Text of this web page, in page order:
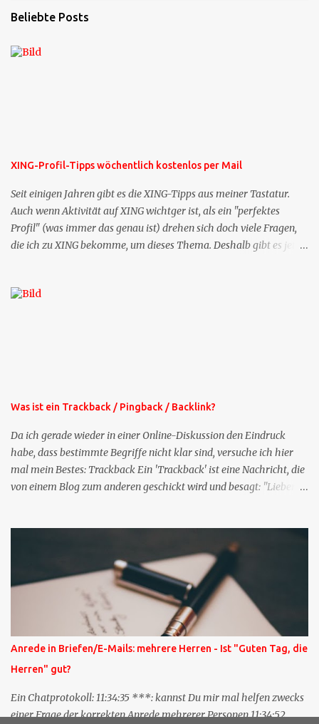
Beliebte Posts
XING-Profil-Tipps wöchentlich kostenlos per Mail
Seit einigen Jahren gibt es die XING-Tipps aus meiner Tastatur.
Auch wenn Aktivität auf XING wichtger ist, als ein "perfektes
Profil" (was immer das genau ist) drehen sich doch viele Fragen,
die ich zu XING bekomme, um dieses Thema. Deshalb gibt es jetzt
bekommen Sie kostenlos eine weitere Folge. Die Startsequenz ist 16
Was ist ein Trackback / Pingback / Backlink?
Da ich gerade wieder in einer Online-Diskussion den Eindruck
habe, dass bestimmte Begriffe nicht klar sind, versuche ich hier
mal mein Bestes: Trackback Ein 'Trackback' ist eine Nachricht, die
von einem Blog zum anderen geschickt wird und besagt: "Lieber
was ich zu deinem Inhalt zu sagen hatte." Diese
Nachrichtenfunktion wird 'angestoßen' in dem 'mein' Blog an die
'TrackbackURL' des Anderen einen 'Ping' schickt, d.h. ein paar
Parameter übergibt (URL meines Eintrags, Kurzzitat meines
Beitrags). Praktisch muss man nichts Anderes tun, als die
TrackbackURL beim Schreiben meines Beitrags in ein bestimmtes
Feld in meinem 'Blog-Redaktionssystem' einzufügen. Trackbacks
und TrackbackURLs sind heute recht selten. Das Trackback-
Verfahren wurde wei...
Anrede in Briefen/E-Mails: mehrere Herren - Ist "Guten Tag, die
Herren" gut?
Ein Chatprotokoll: 11:34:35 ***: kannst Du mir mal helfen zwecks
einer Frage der korrekten Anrede mehrerer Personen 11:34:52